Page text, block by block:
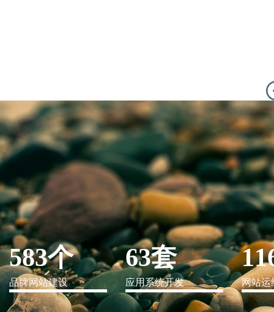
IT行业解决方案
583个
品牌网站建设
63套
应用系统开发 网站运